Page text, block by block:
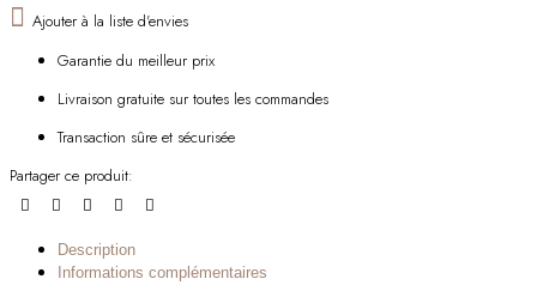
Ajouter à la liste d'envies
Garantie du meilleur prix
Livraison gratuite sur toutes les commandes
Transaction sûre et sécurisée
Partager ce produit:
Description
Informations complémentaires